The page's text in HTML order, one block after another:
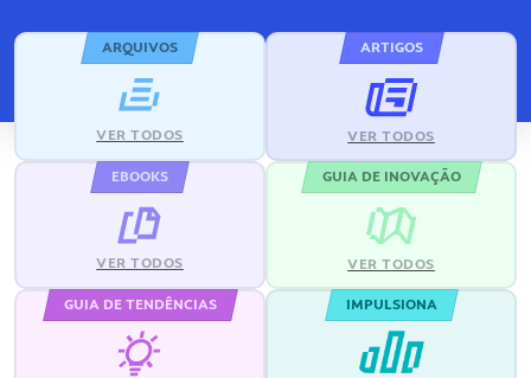
ARQUIVOS
VER TODOS
ARTIGOS
VER TODOS
EBOOKS
VER TODOS
GUIA DE INOVAÇÃO
VER TODOS
GUIA DE TENDÊNCIAS IMPULSIONA